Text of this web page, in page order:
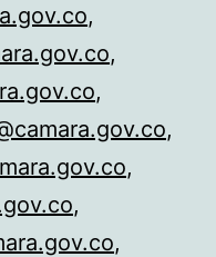
,
,
,
,
,
,
,